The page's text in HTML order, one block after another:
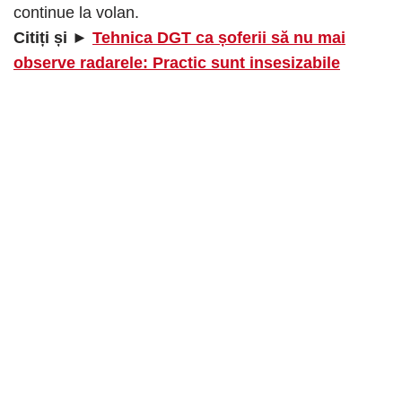
continue la volan.
Citiți și ► Tehnica DGT ca șoferii să nu mai
observe radarele: Practic sunt insesizabile